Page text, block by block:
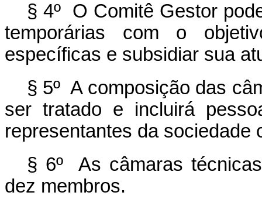
§ 4º O Comitê Gestor
temporárias com o
específicas e subsidiar sua
§ 5º A composição das
ser tratado e incluirá
representantes da sociedade
§ 6º As câmaras
dez membros.